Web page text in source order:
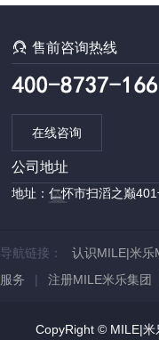
售前咨询热线
在线咨询
公司地址
地址：仁怀市扫滔之巅
导航链接： 认识MILE|米乐
服务 | 注册MILE米乐集团
CopyRight © MILE|米